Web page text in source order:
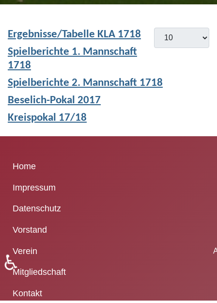
Anzeige #
Ergebnisse/Tabelle KLA 1718
Spielberichte 1. Mannschaft
1718
Spielberichte 2. Mannschaft 1718
Beselich-Pokal 2017
Kreispokal 17/18
Home
Impressum
Datenschutz
Vorstand
Verein
Mitgliedschaft
Kontakt